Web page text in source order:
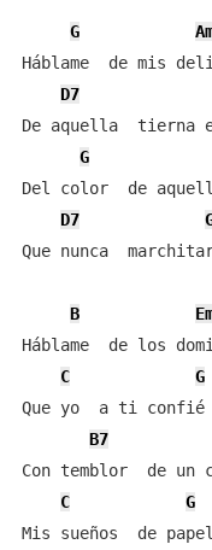
G
Háblame  de mis
D7
De aquella  tierna
G
Del color  de
D7
Que nunca
B
Háblame  de los
C
G
Que yo  a ti confié
B7
Con temblor  de un
C
G
Mis sueños  de